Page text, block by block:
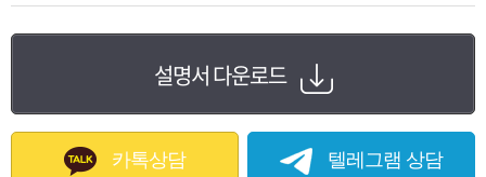
설명서 다운로드
카톡상담 텔레그램 상담